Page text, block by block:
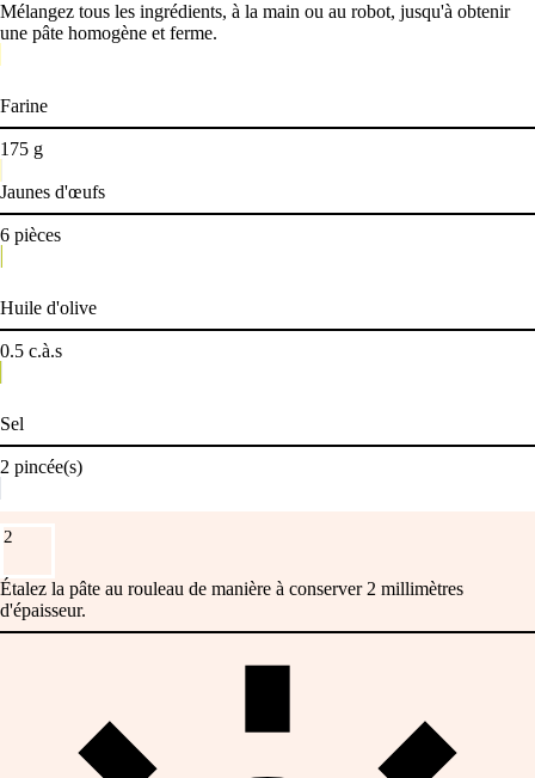
Mélangez tous les ingrédients, à la main ou au robot, jusqu'à obtenir
une pâte homogène et ferme.
Farine
175 g
Jaunes d'œufs
6 pièces
Huile d'olive
0.5 c.à.s
Sel
2 pincée(s)
2
Étalez la pâte au rouleau de manière à conserver 2 millimètres
d'épaisseur.